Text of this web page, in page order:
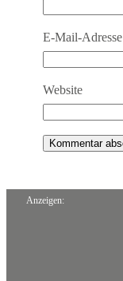
E-Mail-Adresse
Website
Anzeigen: